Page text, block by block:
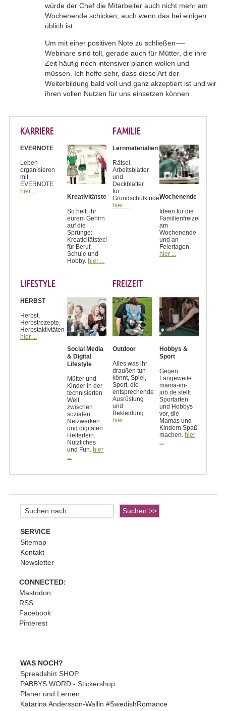
würde der Chef die Mitarbeiter auch nicht mehr am
Wochenende schicken, auch wenn das bei einigen
üblich ist.
Um mit einer positiven Note zu schließen—-
Webinare sind toll, gerade auch für Mütter, die ihre
Zeit häufig noch intensiver planen wollen und
müssen. Ich hoffe sehr, dass diese Art der
Weiterbildung bald voll und ganz akzeptiert ist und wir
ihren vollen Nutzen für uns einsetzen können.
KARRIERE
EVERNOTE
Leben
organisieren
mit
EVERNOTE
hier ...
Kreativitätstechniken
So helft ihr
eurem Gehirn
auf die
Sprünge:
Kreaticitätstechniken
für Beruf,
Schule und
Hobby.hier ...
FAMILIE
Lernmaterialien
Rätsel,
Arbeitsblätter
und
Deckblätter
für
Grundschulkinder
hier ...
Wochenende
Ideen für die
Familienfreizeit
am
Wochenende
und an
Feiertagen.
hier ...
LIFESTYLE
HERBST
Herbst,
Herbstrezepte,
Herbstaktivtäten
hier ...
Social Media
& Digital
Lifestyle
Mütter und
Kinder in der
technisierten
Welt
zwischen
sozialen
Netzwerken
und digitalen
Helferlein.
Nützliches
und Fun. hier
...
FREIZEIT
Outdoor
Alles was ihr
draußen tun
könnt, Spiel,
Sport, die
entsprechende
Ausrüstung
und
Bekleidung
hier ...
Hobbys &
Sport
Gegen
Langeweile:
mama-im-
job.de stellt
Sportarten
und Hobbys
vor, die
Mamas und
Kindern Spaß
machen. hier
...
SERVICE
Sitemap
Kontakt
Newsletter
CONNECTED:
Mastodon
RSS
Facebook
Pinterest
WAS NOCH?
Spreadshirt SHOP
PABBYS WORD - Stickershop
Planer und Lernen
Katarina Andersson-Wallin #SwedishRomance